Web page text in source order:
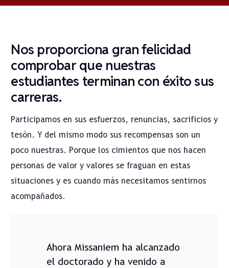
Nos proporciona gran felicidad
comprobar que nuestras
estudiantes terminan con éxito sus
carreras.
Participamos en sus esfuerzos, renuncias, sacrificios y
tesón. Y del mismo modo sus recompensas son un
poco nuestras. Porque los cimientos que nos hacen
personas de valor y valores se fraguan en estas
situaciones y es cuando más necesitamos sentirnos
acompañados.
Ahora Missaniem ha alcanzado
el doctorado y ha venido a